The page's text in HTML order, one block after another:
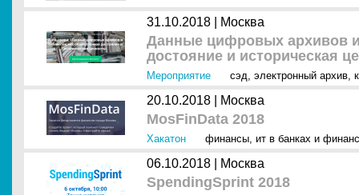
31.10.2018 | Москва
Данные цифровых архивов
достояние и историческая
Мероприятие сэд, электронный архив,
20.10.2018 | Москва
MosFinData 2018
Хакатон финансы, ит в банках и
06.10.2018 | Москва
SpendingSprint 2018